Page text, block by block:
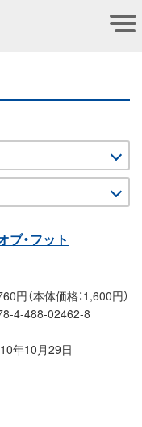
ブ・フット
円（本体価格：1,600円）
4-488-02462-8
年10月29日